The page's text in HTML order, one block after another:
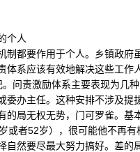
个人
都要作用于个人。乡镇政府
体系应该有效地解决这些工作
责激励体系主要表现为几种
委办主任。这种安排不涉及
的局无权无势，门可罗雀。
或者52岁），很可能他不再
自然要尽最大努力搞好。差